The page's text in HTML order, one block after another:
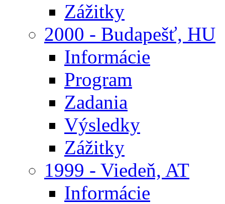
Zážitky
2000 - Budapešť, HU
Informácie
Program
Zadania
Výsledky
Zážitky
1999 - Viedeň, AT
Informácie